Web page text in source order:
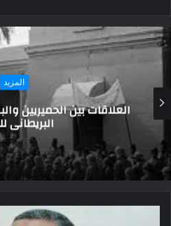
المزيد
راسم عبيدات يكتب:معركة
ومصيره